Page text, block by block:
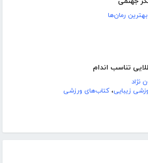
بهترین رمان‌ها
نژاد
زیبایی، کتاب‌های ورزشی